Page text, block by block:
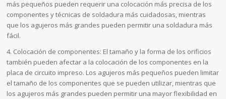
más pequeños pueden requerir una colocación más precisa de los
componentes y técnicas de soldadura más cuidadosas, mientras
que los agujeros más grandes pueden permitir una soldadura más
fácil.
4. Colocación de componentes: El tamaño y la forma de los orificios
también pueden afectar a la colocación de los componentes en la
placa de circuito impreso. Los agujeros más pequeños pueden limitar
el tamaño de los componentes que se pueden utilizar, mientras que
los agujeros más grandes pueden permitir una mayor flexibilidad en